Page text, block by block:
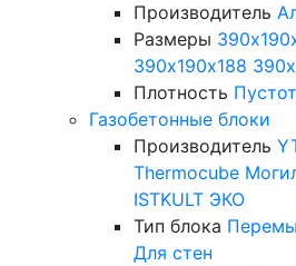
Производитель
Размеры
390х190х188
Плотность
Газобетонные блоки
Производитель
Thermocube
ISTKULT ЭКО
Тип блока
Для стен